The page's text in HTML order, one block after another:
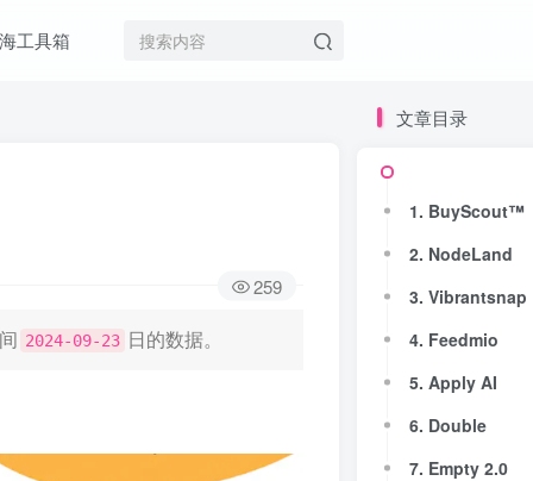
工具箱
259
2024-09-23 日的数据。
文章目录
1. BuyScout™
2. NodeLand
3. Vibrantsnap
4. Feedmio
5. Apply AI
6. Double
7. Empty 2.0
文章目录
1. BuyScout™
2. NodeLand
3. Vibrantsnap
4. Feedmio
5. Apply AI
6. Double
7. Empty 2.0